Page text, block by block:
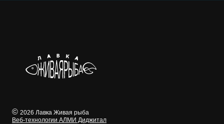
© 2026 Лавка Живая рыба
Веб-технологии АЛМИ Диджитал